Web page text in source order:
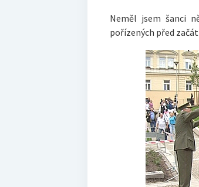
Neměl jsem šanci
pořízených před